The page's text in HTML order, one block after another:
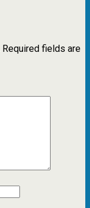
Required fields are